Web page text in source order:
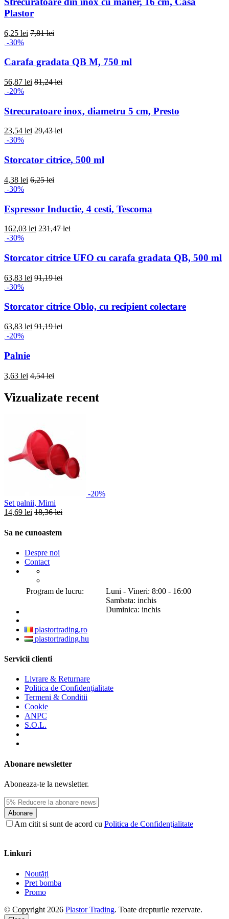
Plastor
6,25 lei 7,81 lei
-30%
Carafa gradata QB M, 750 ml
56,87 lei 81,24 lei
-20%
Strecuratoare inox, diametru 5 cm, Presto
23,54 lei 29,43 lei
-30%
Storcator citrice, 500 ml
4,38 lei 6,25 lei
-30%
Espressor Inductie, 4 cesti, Tescoma
162,03 lei 231,47 lei
-30%
Storcator citrice UFO cu carafa gradata QB, 500 ml
63,83 lei 91,19 lei
-30%
Storcator citrice Oblo, cu recipient colectare
63,83 lei 91,19 lei
-20%
Palnie
3,63 lei 4,54 lei
Vizualizate recent
-20%
Set palnii, Mimi
14,69 lei 18,36 lei
Sa ne cunoastem
Despre noi
Contact
Program de lucru:
Luni - Vineri: 8:00 - 16:00
Sambata: inchis
Duminica: inchis
plastortrading.ro
plastortrading.hu
Servicii clienti
Livrare & Returnare
Politica de Confidenţialitate
Termeni & Conditii
Cookie
ANPC
S.O.L.
Abonare newsletter
Aboneaza-te la newsletter.
Abonare
Am citit si sunt de acord cu Politica de Confidenţialitate
Linkuri
Noutăți
Pret bomba
Promo
© Copyright 2026 Plastor Trading. Toate drepturile rezervate.